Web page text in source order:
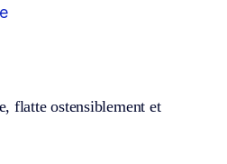
flatte ostensiblement et